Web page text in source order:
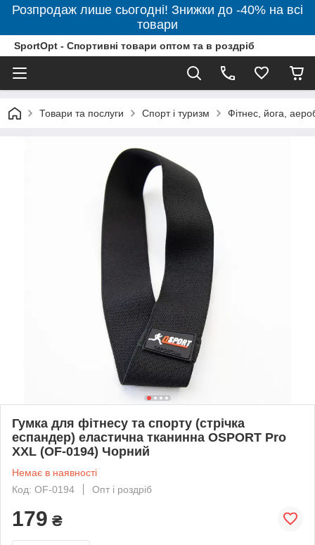
Розпродаж лише сьогодні! Знижки до -40% на всі
товари
SportOpt - Спортивні товари оптом та в роздріб
Товари та послуги Спорт і туризм Фітнес, йога,
Гумка для фітнесу та спорту (стрічка
еспандер) еластична тканинна OSPORT Pro
XXL (OF-0194) Чорний
Немає в наявності
Код: OF-0194
Опт і роздріб
179 ₴